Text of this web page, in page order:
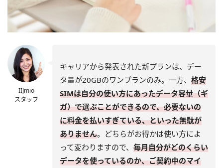
IIJmio
スタッフ
キャリアから発表された新プランは、デー
タ量が20GBのワンプランのみ。一方、 格安
SIMは自分の使い方にあったデータ容量（ギ
ガ）で選ぶことができるので、必要ないの
に料金を払いすぎている、といった無駄が
ありません。どちらがお得かは使い方によ
って変わりますので、 毎月自分がどのくらい
データを使っているのか、ご契約中のマイ